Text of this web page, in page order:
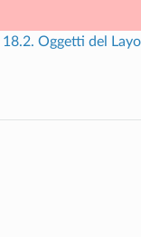
18.2. Oggetti del